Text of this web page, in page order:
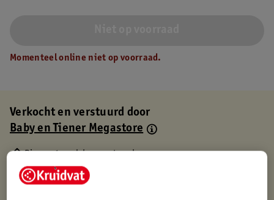
Momenteel online niet op voorraad.
Verkocht en verstuurd door
Baby en Tiener Megastore
Binnen 1 werkdag verstuurd
Gratis thuisbezorgd
Gratis retourneren via verkooppartner.